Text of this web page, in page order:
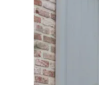
Autre
Vos disponibilités